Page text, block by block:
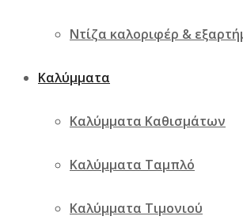
Ντίζα καλοριφέρ &
Καλύμματα
Καλύμματα Καθισμάτων
Καλύμματα Ταμπλό
Καλύμματα Τιμονιού